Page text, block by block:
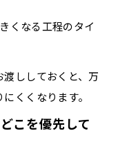
くなる工程のタイ
渡ししておくと、万
くくなります。
こを優先して